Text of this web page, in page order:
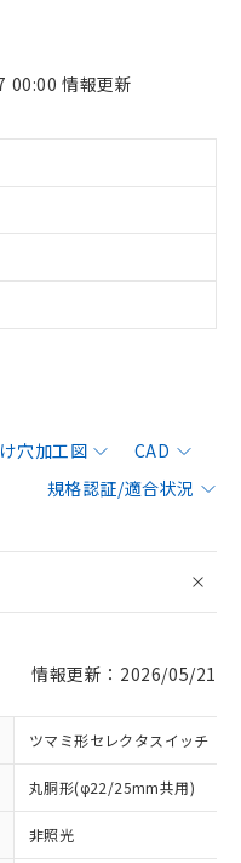
00:00 情報更新
穴加工図
CAD
規格認証/適合状況
情報更新：2026/05/21
ツマミ形セレクタスイッチ
丸胴形(φ22/25mm共用)
非照光